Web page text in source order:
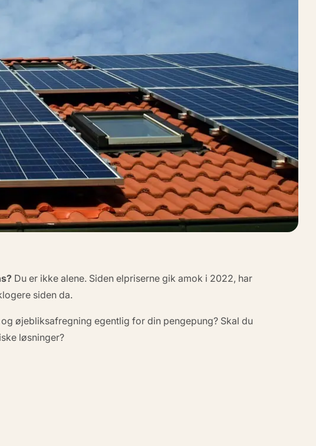
Du er ikke alene. Siden elpriserne gik amok i 2022, har
siden da.
øjebliksafregning egentlig for din pengepung? Skal du
løsninger?